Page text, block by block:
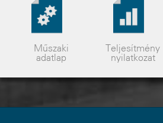
Műszaki
adatlap
Teljesítmény
nyilatkozat